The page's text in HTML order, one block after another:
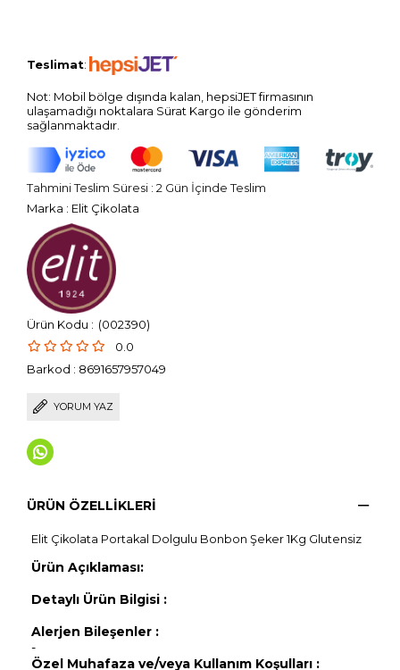
Teslimat:
Not: Mobil bölge dışında kalan, hepsiJET firmasının
ulaşamadığı noktalara Sürat Kargo ile gönderim
sağlanmaktadır.
Tahmini Teslim Süresi : 2 Gün İçinde Teslim
Marka : Elit Çikolata
(002390)
0.0
Barkod : 8691657957049
YORUM YAZ
ÜRÜN ÖZELLIKLERI
Elit Çikolata Portakal Dolgulu Bonbon Şeker 1Kg Glutensiz
Ürün Açıklaması:
Detaylı Ürün Bilgisi :
Alerjen Bileşenler :
-
Özel Muhafaza ve/veya Kullanım Koşulları :